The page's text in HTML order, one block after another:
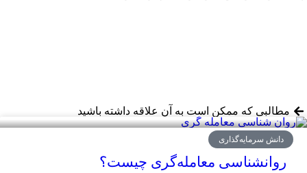
مطالبی که ممکن است به آن علاقه داشته باشید
دانش سرمایه‌گذاری
روانشناسی معامله‌گری چیست؟